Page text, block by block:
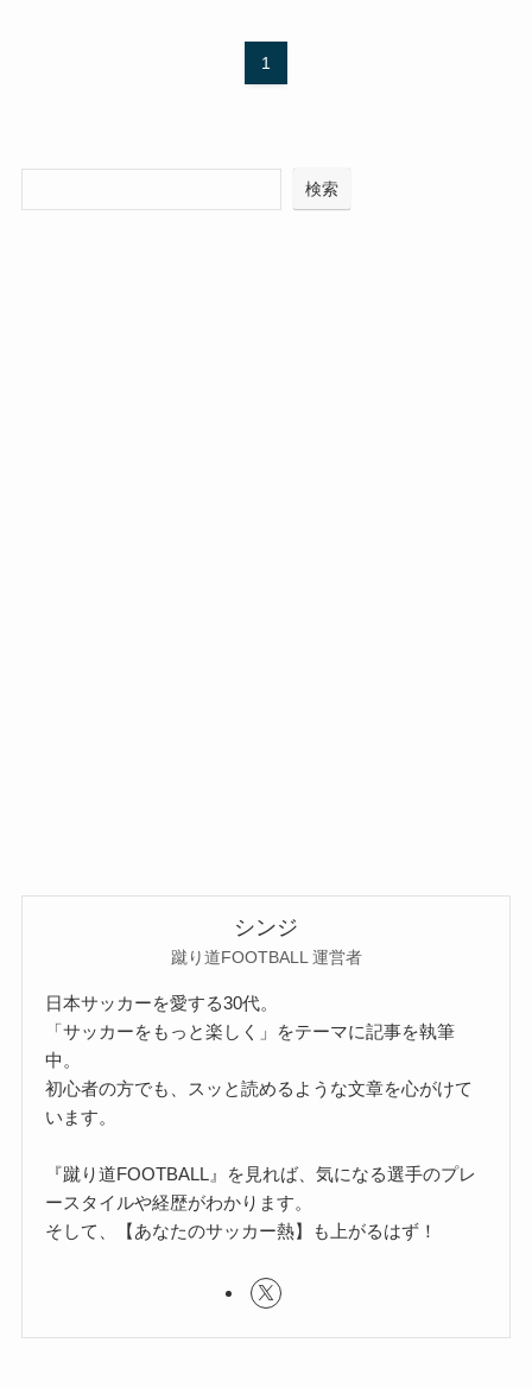
1
検索
シンジ
蹴り道FOOTBALL 運営者
日本サッカーを愛する30代。
「サッカーをもっと楽しく」をテーマに記事を執筆
中。
初心者の方でも、スッと読めるような文章を心がけて
います。
『蹴り道FOOTBALL』を見れば、気になる選手のプレ
ースタイルや経歴がわかります。
そして、【あなたのサッカー熱】も上がるはず！